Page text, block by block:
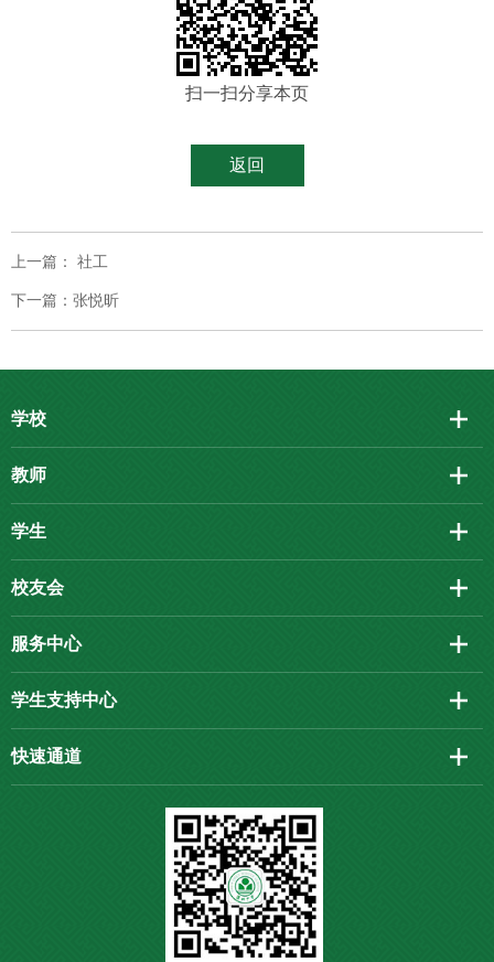
扫一扫分享本页
返回
上一篇： 社工
下一篇：张悦昕
学校
教师
学生
校友会
服务中心
学生支持中心
快速通道